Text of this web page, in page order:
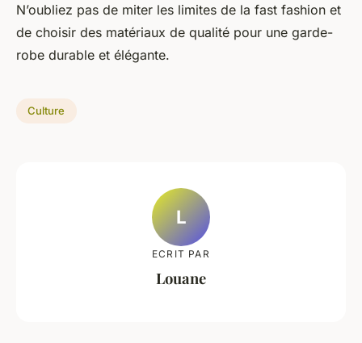
N’oubliez pas de miter les limites de la fast fashion et
de choisir des matériaux de qualité pour une garde-
robe durable et élégante.
Culture
L
ECRIT PAR
Louane